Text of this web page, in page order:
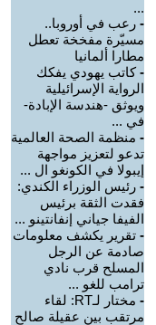
...
- رعب في أوروبا..
مسيّرة مفخخة تعطل
مطارا ألمانيا
-كاتب يهودي يفكك
الرواية الإسرائيلية
ويوثق -هندسة الإبادة-
في ...
- منظمة الصحة العالمية
تدعو لتعزيز مواجهة
إيبولا في الكونغو ال ...
- رئيس الوزراء الكندي:
فقدت الثقة برئيس
الفيفا جياني إنفانتينو ...
- تقرير يكشف معلومات
صادمة عن الرجل
المسلح قرب نادي
ترامب للغو ...
-
مختار لـRT: لقاء
مرتقب بين عقيلة صالح